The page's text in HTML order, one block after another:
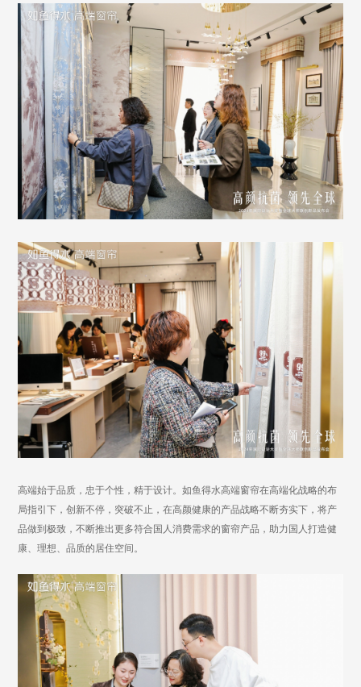
高端始于品质，忠于个性，精于设计。如鱼得水高端窗帘在高端化战略的布
局指引下，创新不停，突破不止 ，在高颜健康的产品战略不断夯实下，将产
品做到极致，不断推出更多符合国人消费需求的窗帘产品，助力国人打造健
康、理想、品质的居住空间 。